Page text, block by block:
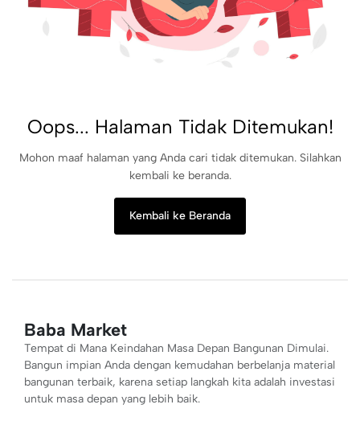
Oops... Halaman Tidak Ditemukan!
Mohon maaf halaman yang Anda cari tidak ditemukan. Silahkan
kembali ke beranda.
Kembali ke Beranda
Baba Market
Tempat di Mana Keindahan Masa Depan Bangunan Dimulai.
Bangun impian Anda dengan kemudahan berbelanja material
bangunan terbaik, karena setiap langkah kita adalah investasi
untuk masa depan yang lebih baik.